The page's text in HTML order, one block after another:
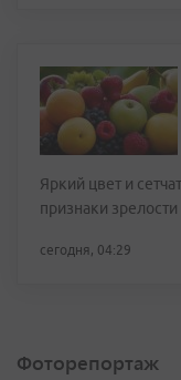
Яркий цвет и
признаки зрелости
сегодня, 04:29
Фоторепортаж